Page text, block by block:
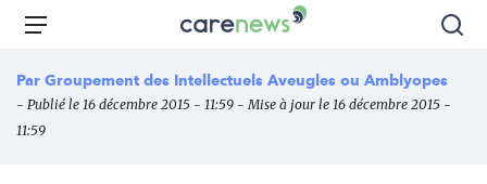
Aller
principal
Carenews,
média
des
Menu
Par Groupement des Intellectuels Aveugles ou Amblyopes
- Publié le 16 décembre 2015 - 11:59 - Mise à jour le 16 décembre 2015 -
11:59